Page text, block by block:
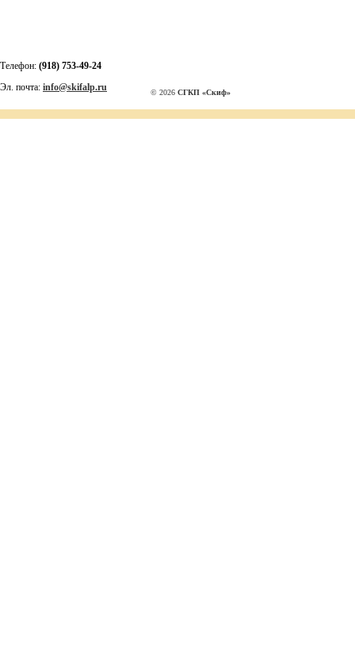
Телефон: (918) 753-49-24
Эл. почта: info@skifalp.ru © 2026 СГКП «Скиф»